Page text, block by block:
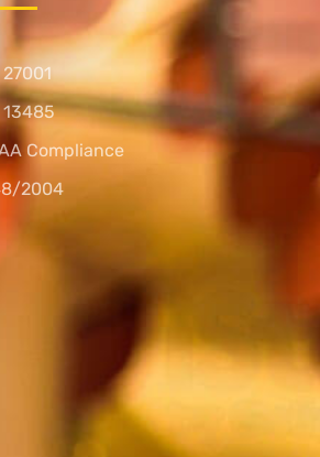
27001
13485
Compliance
2004